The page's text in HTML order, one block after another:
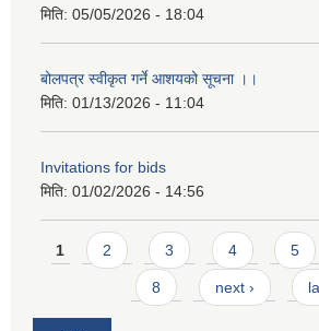
मिति: 05/05/2026 - 18:04
बोलपत्र स्वीकृत गर्ने आशयको सूचना ।।
मिति: 01/13/2026 - 11:04
Invitations for bids
मिति: 01/02/2026 - 14:56
Pages
1 2 3 4 5
8 next ›